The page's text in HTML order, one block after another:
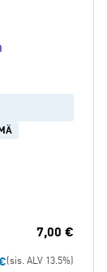
7,00 €
(sis. ALV 13.5%)